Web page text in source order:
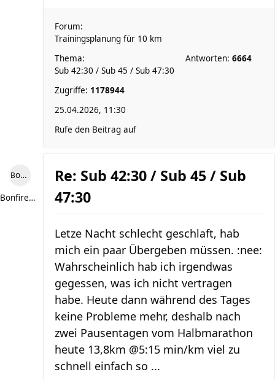
Forum:
Trainingsplanung für 10 km
Thema:
Sub 42:30 / Sub 45 / Sub 47:30
Antworten: 6664
Zugriffe: 1178944
25.04.2026, 11:30
Rufe den Beitrag auf
Bonfire307
Bonfire307
Re: Sub 42:30 / Sub 45 / Sub
47:30
Letze Nacht schlecht geschlaft, hab
mich ein paar Übergeben müssen. :nee:
Wahrscheinlich hab ich irgendwas
gegessen, was ich nicht vertragen
habe. Heute dann während des Tages
keine Probleme mehr, deshalb nach
zwei Pausentagen vom Halbmarathon
heute 13,8km @5:15 min/km viel zu
schnell einfach so ...